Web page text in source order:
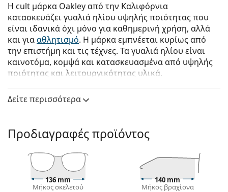
Η cult μάρκα Oakley από την Καλιφόρνια
κατασκευάζει γυαλιά ηλίου υψηλής ποιότητας που
είναι ιδανικά όχι μόνο για καθημερινή χρήση, αλλά
και γιααθλητισμό. Η μάρκα εμπνέεται κυρίως από
την επιστήμη και τις τέχνες. Τα γυαλιά ηλίου είναι
καινοτόμα, κομψά και κατασκευασμένα από υψηλής
ποιότητας και λειτουργικότητας υλικά.
Oakley Sutro OO 9406 03 37είναι αντρικά γυαλιά
ηλίου.
με τη λειτουργία του Εικονικού καθρέφτη του
Lentiamo.
Σκελετός γυαλιών ηλίου
Το μαύρο χρώμα του σκελετού ταιριάζει απόλυτα
με το δροσερό χρώμα του δέρματος και τα ανοιχτά
Δείτε περισσότερα
Προδιαγραφές προϊόντος
136 mm
Μήκος σκελετού
140 mm
Μήκος βραχίονα